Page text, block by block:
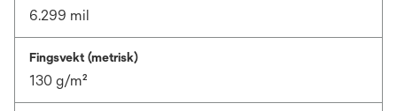
6.299 mil
Fingsvekt (metrisk)
130 g/m²